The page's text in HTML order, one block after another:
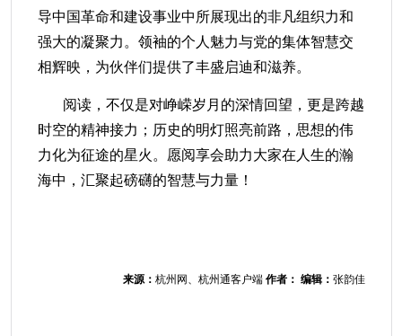
导中国革命和建设事业中所展现出的非凡组织力和
强大的凝聚力。领袖的个人魅力与党的集体智慧交
相辉映，为伙伴们提供了丰盛启迪和滋养。
阅读，不仅是对峥嵘岁月的深情回望，更是跨越
时空的精神接力 ；历史的明灯照亮前路，思想的伟
力化为征途的星火。愿阅享会助力大家在人生的瀚
海中，汇聚起磅礴的智慧与力量！
来源： 杭州网、杭州通客户端 作者： 编辑： 张韵佳